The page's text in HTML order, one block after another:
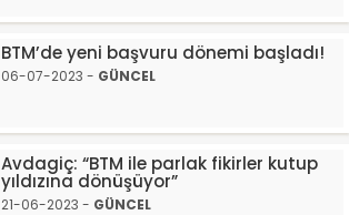
BTM’de yeni başvuru dönemi başladı!
06-07-2023 - GÜNCEL
Avdagiç: “BTM ile parlak fikirler kutup
yıldızına dönüşüyor”
21-06-2023 - GÜNCEL